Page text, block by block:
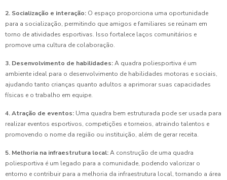
2. Socialização e interação: O espaço proporciona uma oportunidade
para a socialização, permitindo que amigos e familiares se reúnam em
torno de atividades esportivas. Isso fortalece laços comunitários e
promove uma cultura de colaboração.
3. Desenvolvimento de habilidades:A quadra poliesportiva é um
ambiente ideal para o desenvolvimento de habilidades motoras e sociais,
ajudando tanto crianças quanto adultos a aprimorar suas capacidades
físicas e o trabalho em equipe.
4. Atração de eventos: Uma quadra bem estruturada pode ser usada para
realizar eventos esportivos, competições e torneios, atraindo talentos e
promovendo o nome da região ou instituição, além de gerar receita.
5. Melhoria na infraestrutura local:A construção de uma quadra
poliesportiva é um legado para a comunidade, podendo valorizar o
entorno e contribuir para a melhoria da infraestrutura local, tornando a área